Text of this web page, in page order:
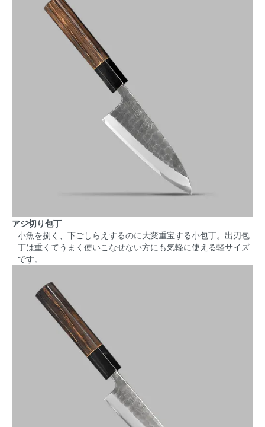
アジ切り包丁
小魚を捌く、下ごしらえするのに大変重宝する小包丁。出刃包
丁は重くてうまく使いこなせない方にも気軽に使える軽サイズ
です。